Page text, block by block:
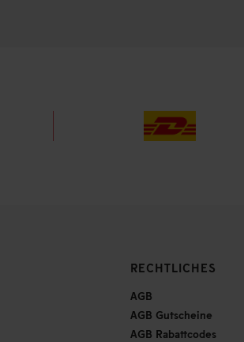
RECHTLICHES
AGB
AGB Gutscheine
AGB Rabattcodes